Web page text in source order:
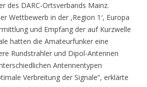
des DARC-Ortsverbands Mainz.
Wettbewerb in der ,Region 1′, Europa
und Empfang der auf Kurzwelle
hatten die Amateurfunker eine
Rundstrahler und Dipol-Antennen
Antennentypen
Verbreitung der Signale“, erklärte